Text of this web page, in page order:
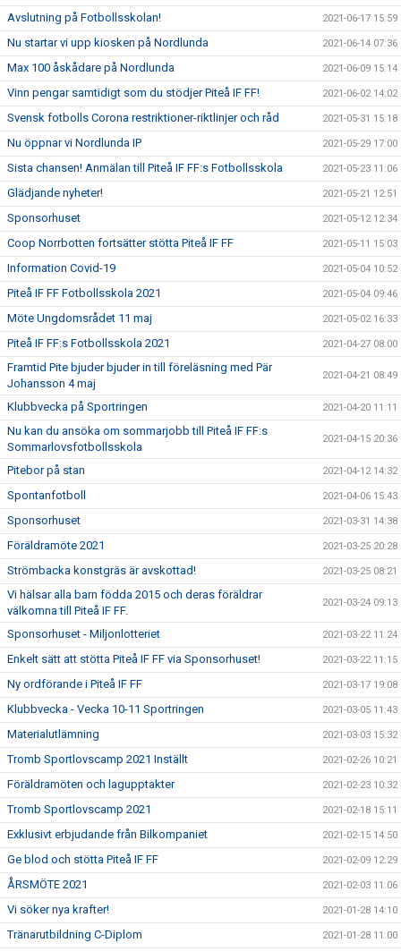
Avslutning på Fotbollsskolan! 2021-06-17 15:59
Nu startar vi upp kiosken på Nordlunda 2021-06-14 07:36
Max 100 åskådare på Nordlunda 2021-06-09 15:14
Vinn pengar samtidigt som du stödjer Piteå IF FF! 2021-06-02 14:02
Svensk fotbolls Corona restriktioner-riktlinjer och råd 2021-05-31 15:18
Nu öppnar vi Nordlunda IP 2021-05-29 17:00
Sista chansen! Anmälan till Piteå IF FF:s Fotbollsskola 2021-05-23 11:06
Glädjande nyheter! 2021-05-21 12:51
Sponsorhuset 2021-05-12 12:34
Coop Norrbotten fortsätter stötta Piteå IF FF 2021-05-11 15:03
Information Covid-19 2021-05-04 10:52
Piteå IF FF Fotbollsskola 2021 2021-05-04 09:46
Möte Ungdomsrådet 11 maj 2021-05-02 16:33
Piteå IF FF:s Fotbollsskola 2021 2021-04-27 08:00
Framtid Pite bjuder bjuder in till föreläsning med Pär
Johansson 4 maj
2021-04-21 08:49
Klubbvecka på Sportringen 2021-04-20 11:11
Nu kan du ansöka om sommarjobb till Piteå IF FF:s
Sommarlovsfotbollsskola
2021-04-15 20:36
Pitebor på stan 2021-04-12 14:32
Spontanfotboll 2021-04-06 15:43
Sponsorhuset 2021-03-31 14:38
Föräldramöte 2021 2021-03-25 20:28
Strömbacka konstgräs är avskottad! 2021-03-25 08:21
Vi hälsar alla barn födda 2015 och deras föräldrar
välkomna till Piteå IF FF.
2021-03-24 09:13
Sponsorhuset - Miljonlotteriet 2021-03-22 11:24
Enkelt sätt att stötta Piteå IF FF via Sponsorhuset! 2021-03-22 11:15
Ny ordförande i Piteå IF FF 2021-03-17 19:08
Klubbvecka - Vecka 10-11 Sportringen 2021-03-05 11:43
Materialutlämning 2021-03-03 15:32
Tromb Sportlovscamp 2021 Inställt 2021-02-26 10:21
Föräldramöten och lagupptakter 2021-02-23 10:32
Tromb Sportlovscamp 2021 2021-02-18 15:11
Exklusivt erbjudande från Bilkompaniet 2021-02-15 14:50
Ge blod och stötta Piteå IF FF 2021-02-09 12:29
ÅRSMÖTE 2021 2021-02-03 11:06
Vi söker nya krafter! 2021-01-28 14:10
Tränarutbildning C-Diplom 2021-01-28 11:00